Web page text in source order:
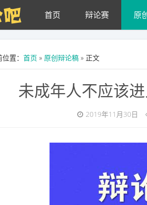
首页 辩论赛 原
置： 首页 » 原创辩论稿 » 正文
未成年人不应该
2019年11月30日